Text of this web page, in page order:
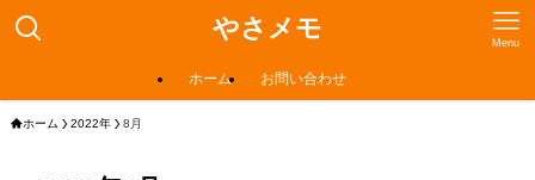
やさメモ Menu
ホーム お問い合わせ
ホーム 2022年 8月